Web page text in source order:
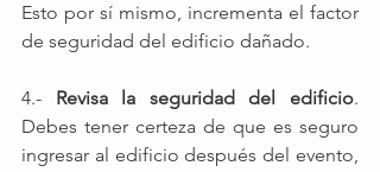
Esto por sí mismo, incrementa el factor
de seguridad del edificio dañado.
4.- Revisa la seguridad del edificio.
Debes tener certeza de que es seguro
ingresar al edificio después del evento,